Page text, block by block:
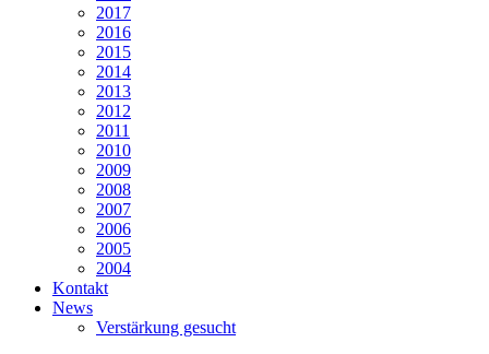
2017
2016
2015
2014
2013
2012
2011
2010
2009
2008
2007
2006
2005
2004
Kontakt
News
Verstärkung gesucht